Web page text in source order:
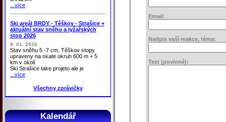
...více
Ski areál BRDY - Těškov - Strašice +
aktuální stav sněhu a lyžařských
stop 2026
9. 01. 2026
Stav sněhu 5 -7 cm, Těškov stopy
upraveny na skate okruh 600 m + 5
km v okolí
Ski Strašice take projeto ale je
...více
Všechny zprávičky
Kalendář
Email:
Nadpis vaší reakce, téma:
Text (povinné):